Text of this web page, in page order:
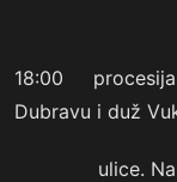
18:00 procesija
Dubravu i duž
ulice. Na